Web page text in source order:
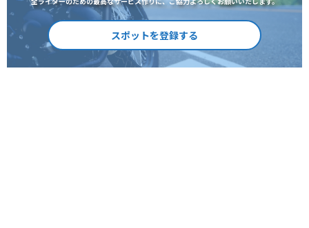
スポットを登録する